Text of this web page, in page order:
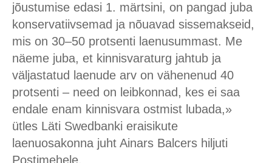
jõustumise edasi 1. märtsini, on pangad juba
konservatiivsemad ja nõuavad sissemakseid,
mis on 30–50 protsenti laenusummast. Me
näeme juba, et kinnisvaraturg jahtub ja
väljastatud laenude arv on vähenenud 40
protsenti – need on leibkonnad, kes ei saa
endale enam kinnisvara ostmist lubada,»
ütles Läti Swedbanki eraisikute
laenuosakonna juht Ainars Balcers hiljuti
Postimehele.